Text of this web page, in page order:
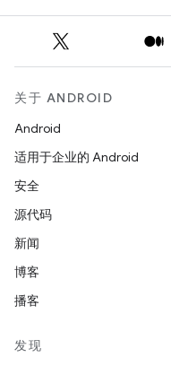
关于 ANDROID
Android
适用于企业的 Android
安全
源代码
新闻
博客
播客
发现